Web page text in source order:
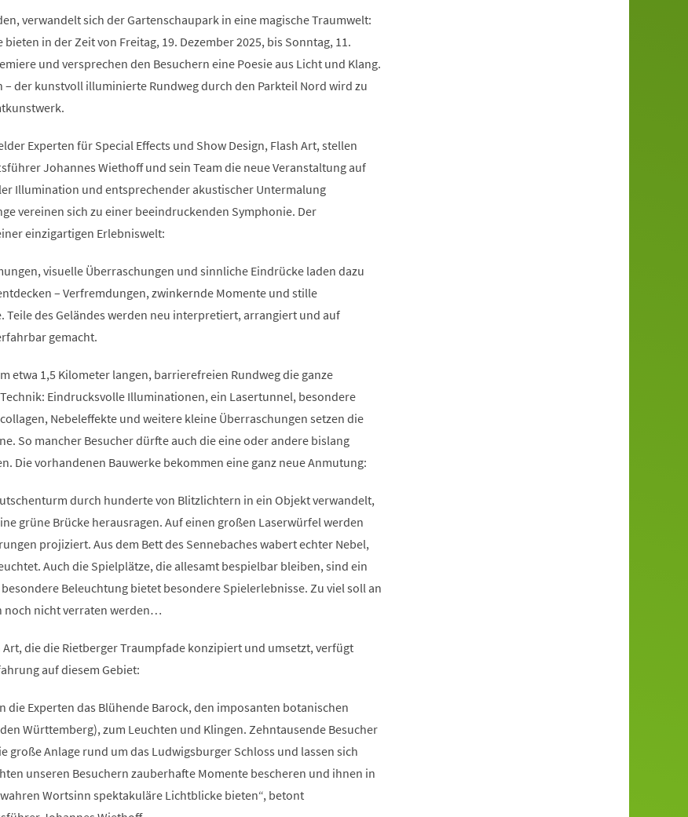
verwandelt sich der Gartenschaupark in eine magische Traumwelt:
in der Zeit von Freitag, 19. Dezember 2025, bis Sonntag, 11.
und versprechen den Besuchern eine Poesie aus Licht und Klang.
– der kunstvoll illuminierte Rundweg durch den Parkteil Nord wird zu
Experten für Special Effects und Show Design, Flash Art, stellen
Johannes Wiethoff und sein Team die neue Veranstaltung auf
Illumination und entsprechender akustischer Untermalung
vereinen sich zu einer beeindruckenden Symphonie. Der
einzigartigen Erlebniswelt:
visuelle Überraschungen und sinnliche Eindrücke laden dazu
– Verfremdungen, zwinkernde Momente und stille
Teile des Geländes werden neu interpretiert, arrangiert und auf
gemacht.
etwa 1,5 Kilometer langen, barrierefreien Rundweg die ganze
Eindrucksvolle Illuminationen, ein Lasertunnel, besondere
Nebeleffekte und weitere kleine Überraschungen setzen die
So mancher Besucher dürfte auch die eine oder andere bislang
Die vorhandenen Bauwerke bekommen eine ganz neue Anmutung:
durch hunderte von Blitzlichtern in ein Objekt verwandelt,
grüne Brücke herausragen. Auf einen großen Laserwürfel werden
projiziert. Aus dem Bett des Sennebaches wabert echter Nebel,
Auch die Spielplätze, die allesamt bespielbar bleiben, sind ein
Beleuchtung bietet besondere Spielerlebnisse. Zu viel soll an
noch nicht verraten werden…
Art, die die Rietberger Traumpfade konzipiert und umsetzt, verfügt
auf diesem Gebiet:
die Experten das Blühende Barock, den imposanten botanischen
Württemberg), zum Leuchten und Klingen. Zehntausende Besucher
große Anlage rund um das Ludwigsburger Schloss und lassen sich
unseren Besuchern zauberhafte Momente bescheren und ihnen in
Wortsinn spektakuläre Lichtblicke bieten“, betont